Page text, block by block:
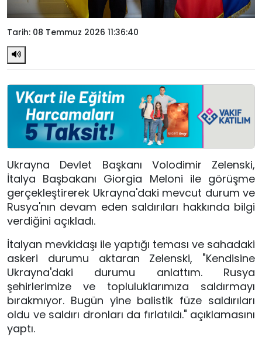
Tarih: 08 Temmuz 2026 11:36:40
Ukrayna Devlet Başkanı Volodimir Zelenski,
İtalya Başbakanı Giorgia Meloni ile görüşme
gerçekleştirerek Ukrayna'daki mevcut durum ve
Rusya'nın devam eden saldırıları hakkında bilgi
verdiğini açıkladı.
İtalyan mevkidaşı ile yaptığı teması ve sahadaki
askeri durumu aktaran Zelenski, "Kendisine
Ukrayna'daki durumu anlattım. Rusya
şehirlerimize ve topluluklarımıza saldırmayı
bırakmıyor. Bugün yine balistik füze saldırıları
oldu ve saldırı dronları da fırlatıldı." açıklamasını
yaptı.